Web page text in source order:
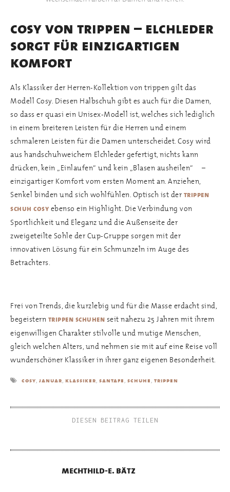
cosy von trippen – elchleder
sorgt für einzigartigen
komfort
Als Klassiker der Herren-Kollektion von trippen gilt das
Modell Cosy. Diesen Halbschuh gibt es auch für die Damen,
so dass er quasi ein Unisex-Modell ist, welches sich lediglich
in einem breiteren Leisten für die Herren und einem
schmaleren Leisten für die Damen unterscheidet. Cosy wird
aus handschuhweichem Elchleder gefertigt, nichts kann
drücken, kein „Einlaufen“ und kein „Blasen ausheilen“ –
einzigartiger Komfort vom ersten Moment an. Anziehen,
Senkel binden und sich wohlfühlen. Optisch ist der trippen
schuh cosy ebenso ein Highlight. Die Verbindung von
Sportlichkeit und Eleganz und die Außenseite der
zweigeteilte Sohle der Cup-Gruppe sorgen mit der
innovativen Lösung für ein Schmunzeln im Auge des
Betrachters.
Frei von Trends, die kurzlebig und für die Masse erdacht sind,
begeistern trippen schuhen seit nahezu 25 Jahren mit ihrem
eigenwilligen Charakter stilvolle und mutige Menschen,
gleich welchen Alters, und nehmen sie mit auf eine Reise voll
wunderschöner Klassiker in ihrer ganz eigenen Besonderheit.
cosy, januar, klassiker, santafe , schuhe , trippen
DIESEN BEITRAG TEILEN
mechthild-e. bätz